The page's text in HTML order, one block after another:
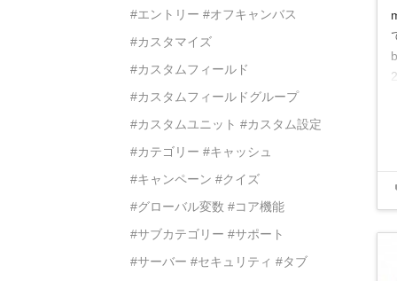
#エントリー #オフキャンバス
#カスタマイズ
#カスタムフィールド
#カスタムフィールドグループ
#カスタムユニット #カスタム設定
#カテゴリー #キャッシュ
#キャンペーン #クイズ
#グローバル変数 #コア機能
#サブカテゴリー #サポート
#サーバー #セキュリティ #タブ